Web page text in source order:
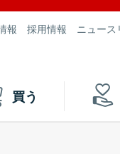
報 採用情報 ニュース
買う